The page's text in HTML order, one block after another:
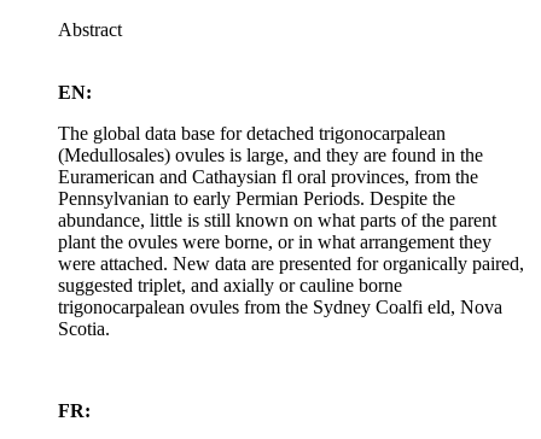
Abstract
EN:
The global data base for detached trigonocarpalean
(Medullosales) ovules is large, and they are found in the
Euramerican and Cathaysian fl oral provinces, from the
Pennsylvanian to early Permian Periods. Despite the
abundance, little is still known on what parts of the parent
plant the ovules were borne, or in what arrangement they
were attached. New data are presented for organically paired,
suggested triplet, and axially or cauline borne
trigonocarpalean ovules from the Sydney Coalfi eld, Nova
Scotia.
FR: